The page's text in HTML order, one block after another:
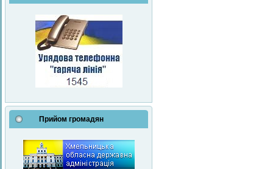
Прийом громадян